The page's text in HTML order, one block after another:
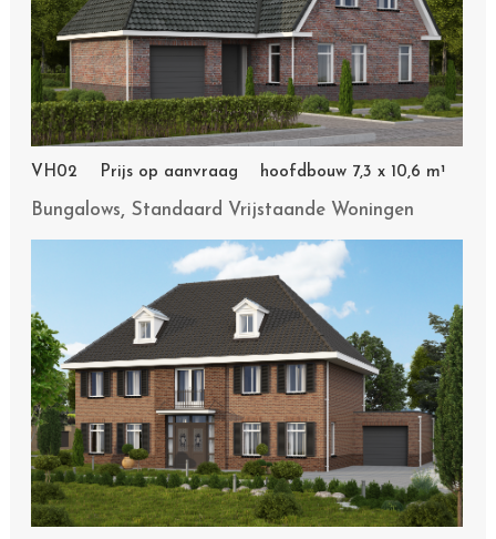
VH02 Prijs op aanvraag hoofdbouw 7,3 x 10,6 m¹
Bungalows,Standaard Vrijstaande Woningen